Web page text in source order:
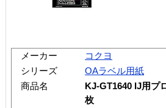
メーカー
コクヨ
シリーズ
OAラベル用紙
商品名
KJ-GT1640 IJ用プ
枚